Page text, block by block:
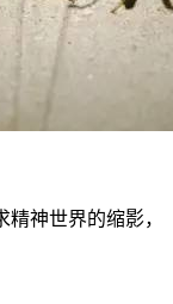
神世界的缩影，